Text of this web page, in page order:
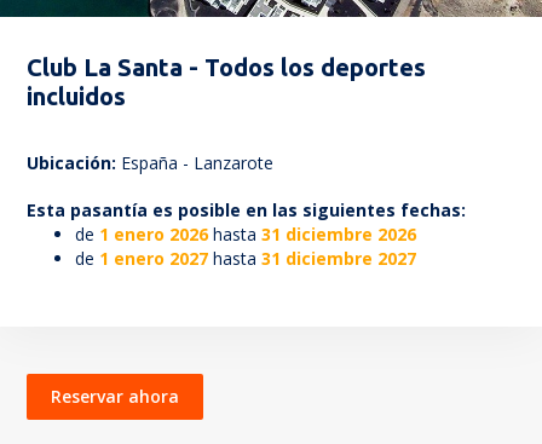
Club La Santa - Todos los deportes
incluidos
Ubicación: España - Lanzarote
Esta pasantía es posible en las siguientes fechas:
de 1 enero 2026hasta31 diciembre 2026
de 1 enero 2027hasta31 diciembre 2027
Reservar ahora